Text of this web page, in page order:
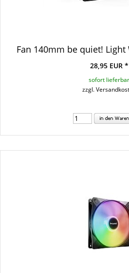
Fan 140mm be quiet!
28,95 EUR *
sofort lieferbar
zzgl.